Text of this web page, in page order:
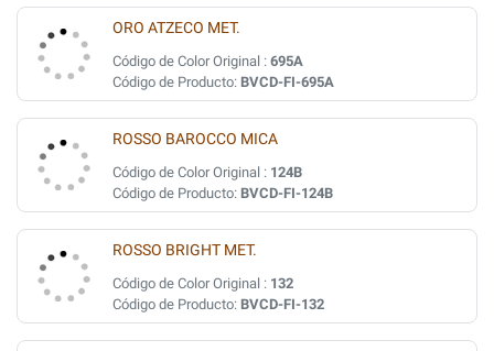
ORO ATZECO MET.
Código de Color Original : 695A
Código de Producto: BVCD-FI-695A
ROSSO BAROCCO MICA
Código de Color Original : 124B
Código de Producto: BVCD-FI-124B
ROSSO BRIGHT MET.
Código de Color Original : 132
Código de Producto: BVCD-FI-132